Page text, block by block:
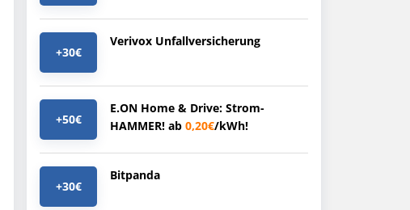
+30€
Verivox Unfallversicherung
+50€
E.ON Home & Drive: Strom-
HAMMER! ab 0,20€/kWh!
+30€
Bitpanda